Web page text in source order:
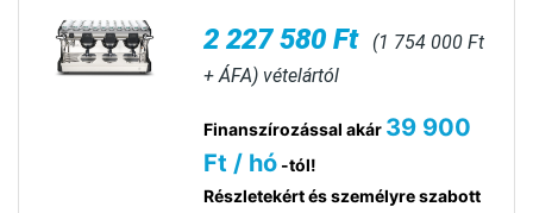
2 227 580 Ft
(1 754 000 Ft
+ ÁFA) vételártól
Finanszírozással akár 39 900
Ft / hó -tól!
Részletekért és személyre szabott